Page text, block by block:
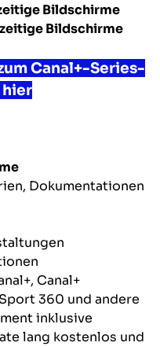
Bildschirme
Bildschirme
Canal+-Series-
hier
Dokumentationen
Canal+
360 und andere
inklusive
lang kostenlos und